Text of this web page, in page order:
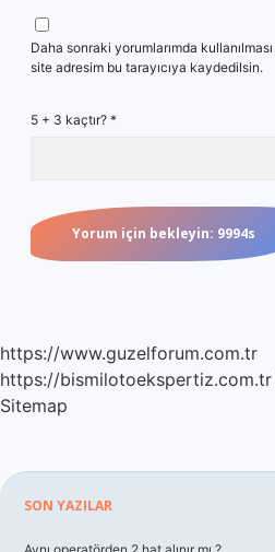
Daha sonraki yorumlarımda
site adresim bu tarayıcıya kaydedilsin.
5 + 3 kaçtır? *
https://www.guzelforum.com.tr
https://bismilotoekspertiz.com.tr
Sitemap
Sidebar
SON YAZILAR